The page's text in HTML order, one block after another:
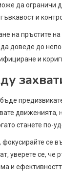
да
и
на пръстите
доведе до
и
станете по-
фокусирайте
уверете се, че
и